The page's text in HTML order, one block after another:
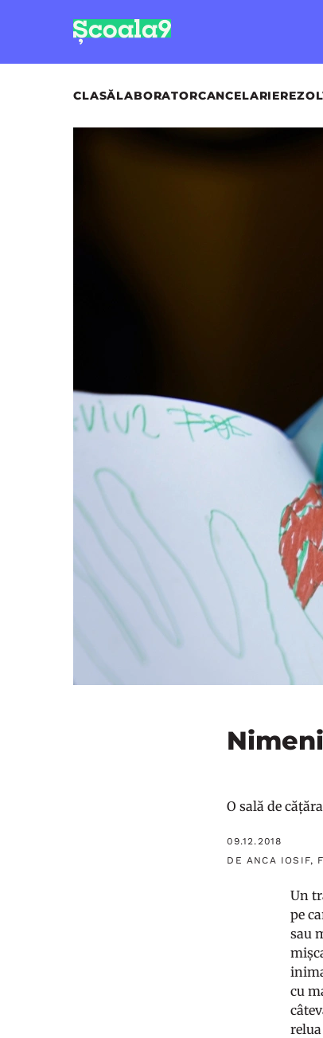
CLASĂLABORATORCANCELARIE
O sală de
09.12.2018
DE ANCA IOSIF,
Un
pe
sau
cu